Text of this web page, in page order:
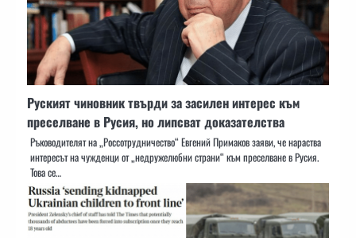
Руският чиновник твърди за засилен интерес към
преселване в Русия, но липсват доказателства
Ръководителят на „Россотрудничество“ Евгений Примаков заяви, че нараства
интересът на чужденци от „недружелюбни страни“ към преселване в Русия.
Това се…